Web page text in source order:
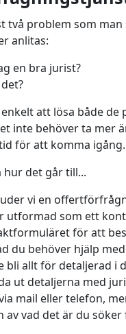
två problem som
anlitas:
en bra jurist?
att lösa både de
inte behöver ta mer
för att komma igång.
hur det går till...
vi en
utformad som ett
för att
du behöver hjälp
bli allt för detaljerad i
ut detaljerna med
mail eller telefon,
av vad det är du